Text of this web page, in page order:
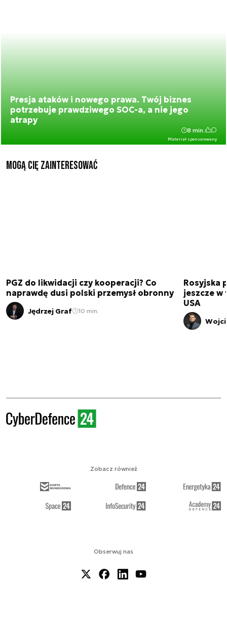
Presja ataków i nowego prawa. Twój biznes
potrzebuje prawdziwego SOC-a, a nie jego
atrapy
Materiał sponsorowany
8 min.
Mogą Cię zainteresować
PGZ do likwidacji czy kooperacji? Co
naprawdę dusi polski przemysł obronny
Jędrzej Graf 10 min.
Rosyjska
jeszcze w
USA
Obserwuj nas
Zobacz również